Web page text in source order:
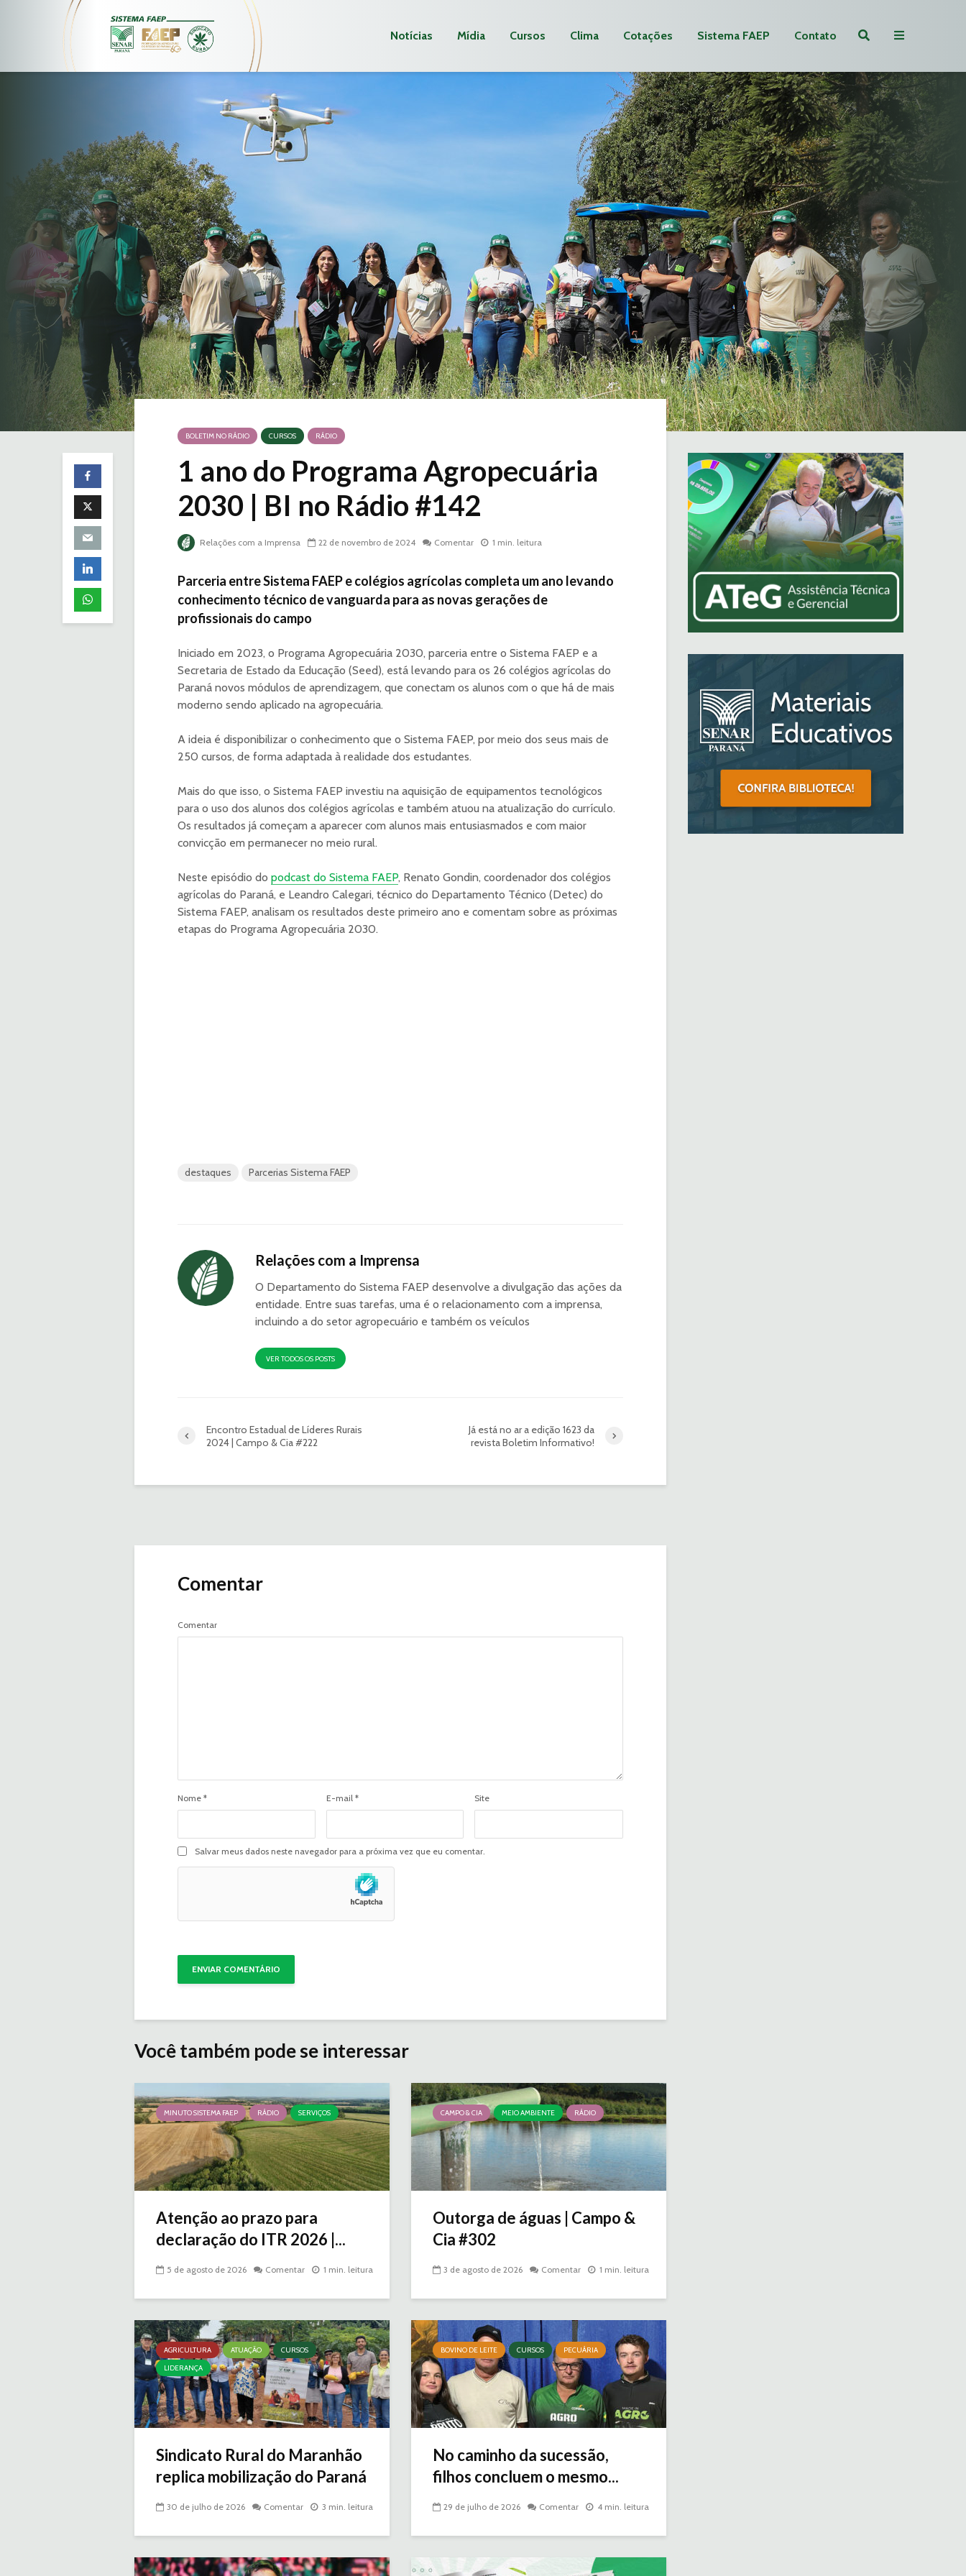
Notícias Mídia Cursos Clima Cotações Sistema FAEP Contato
BOLETIM NO RÁDIO CURSOS RÁDIO
1 ano do Programa Agropecuária
2030 | BI no Rádio #142
Relações com a Imprensa 22 de novembro de 2024 Comentar 1 min. leitura
Parceria entre Sistema FAEP e colégios agrícolas completa um ano levando
conhecimento técnico de vanguarda para as novas gerações de
profissionais do campo
Iniciado em 2023, o Programa Agropecuária 2030, parceria entre o Sistema FAEP e a
Secretaria de Estado da Educação (Seed), está levando para os 26 colégios agrícolas do
Paraná novos módulos de aprendizagem, que conectam os alunos com o que há de mais
moderno sendo aplicado na agropecuária.
A ideia é disponibilizar o conhecimento que o Sistema FAEP, por meio dos seus mais de
250 cursos, de forma adaptada à realidade dos estudantes.
Mais do que isso, o Sistema FAEP investiu na aquisição de equipamentos tecnológicos
para o uso dos alunos dos colégios agrícolas e também atuou na atualização do currículo.
Os resultados já começam a aparecer com alunos mais entusiasmados e com maior
convicção em permanecer no meio rural.
Neste episódio do podcast do Sistema FAEP, Renato Gondin, coordenador dos colégios
agrícolas do Paraná, e Leandro Calegari, técnico do Departamento Técnico (Detec) do
Sistema FAEP, analisam os resultados deste primeiro ano e comentam sobre as próximas
etapas do Programa Agropecuária 2030.
destaques Parcerias Sistema FAEP
Relações com a Imprensa
O Departamento do Sistema FAEP desenvolve a divulgação das ações da
entidade. Entre suas tarefas, uma é o relacionamento com a imprensa,
incluindo a do setor agropecuário e também os veículos
VER TODOS OS POSTS
Encontro Estadual de Líderes Rurais
2024 | Campo & Cia #222
Já está no ar a edição 1623 da
revista Boletim Informativo!
Comentar
Comentar
Nome * E-mail * Site
Salvar meus dados neste navegador para a próxima vez que eu comentar.
Você também pode se interessar
MINUTO SISTEMA FAEP RÁDIO SERVIÇOS
Atenção ao prazo para
declaração do ITR 2026 |...
5 de agosto de 2026 Comentar 1 min. leitura
CAMPO & CIA MEIO AMBIENTE RÁDIO
Outorga de águas | Campo &
Cia #302
3 de agosto de 2026 Comentar 1 min. leitura
AGRICULTURA ATUAÇÃO
CURSOS
LIDERANÇA
Sindicato Rural do Maranhão
replica mobilização do Paraná
30 de julho de 2026 Comentar 3 min. leitura
BOVINO DE LEITE CURSOS PECUÁRIA
No caminho da sucessão,
filhos concluem o mesmo...
29 de julho de 2026 Comentar 4 min. leitura